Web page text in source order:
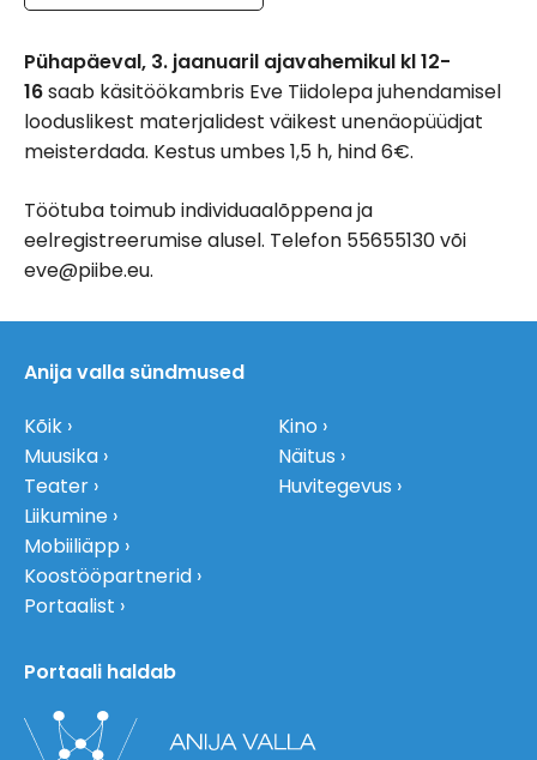
Pühapäeval, 3. jaanuaril ajavahemikul kl 12-
16saab käsitöökambris Eve Tiidolepa juhendamisel
looduslikest materjalidest väikest unenäopüüdjat
meisterdada. Kestus umbes 1,5 h, hind 6€.
Töötuba toimub individuaalõppena ja
eelregistreerumise alusel. Telefon 55655130 või
eve@piibe.eu.
Anija valla sündmused
Kõik
Muusika
Teater
Liikumine
Kino
Näitus
Huvitegevus
Mobiiliäpp
Koostööpartnerid
Portaalist
Portaali haldab